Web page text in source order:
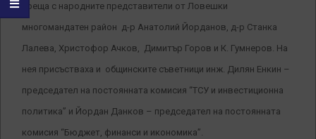
среща с народните представители от Ловешки
многомандатен район д-р Анатолий Йорданов, д-р Станка
Лалева, Христофор Ачков, Димитър Горов и К. Гумнеров. На
нея присъстваха и общинските съветници инж. Дилян Енкин –
председател на постоянната комисия “ТСУ и инвестиционна
политика” и Йордан Данков – председател на постоянната
комисия “Бюджет, финанси и икономика”.